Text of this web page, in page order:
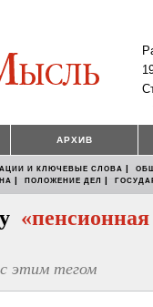
АРХИВ
И КЛЮЧЕВЫЕ СЛОВА |
| ПОЛОЖЕНИЕ ДЕЛ |
«пенсионная
этим тегом